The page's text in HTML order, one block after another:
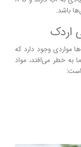
باشد.
اردک
مواردی وجود دارد که
به خطر می‌افتد، مواد
است: